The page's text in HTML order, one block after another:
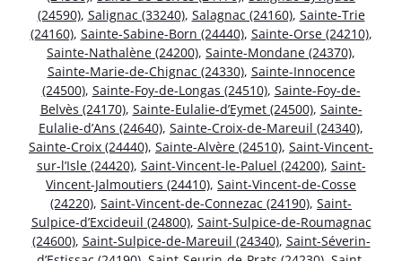
(24590), Salignac (33240), Salagnac (24160), Sainte-Trie
(24160), Sainte-Sabine-Born (24440), Sainte-Orse (24210),
Sainte-Nathalène (24200), Sainte-Mondane (24370),
Sainte-Marie-de-Chignac (24330), Sainte-Innocence
(24500), Sainte-Foy-de-Longas (24510), Sainte-Foy-de-
Belvès (24170), Sainte-Eulalie-d’Eymet (24500), Sainte-
Eulalie-d’Ans (24640), Sainte-Croix-de-Mareuil (24340),
Sainte-Croix (24440), Sainte-Alvère (24510), Saint-Vincent-
sur-l’Isle (24420), Saint-Vincent-le-Paluel (24200), Saint-
Vincent-Jalmoutiers (24410), Saint-Vincent-de-Cosse
(24220), Saint-Vincent-de-Connezac (24190), Saint-
Sulpice-d’Excideuil (24800), Saint-Sulpice-de-Roumagnac
(24600), Saint-Sulpice-de-Mareuil (24340), Saint-Séverin-